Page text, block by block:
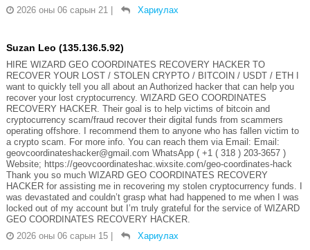
2026 оны 06 сарын 21
Хариулах
Suzan Leo (135.136.5.92)
HIRE WIZARD GEO COORDINATES RECOVERY HACKER TO
RECOVER YOUR LOST / STOLEN CRYPTO / BITCOIN / USDT / ETH I
want to quickly tell you all about an Authorized hacker that can help you
recover your lost cryptocurrency. WIZARD GEO COORDINATES
RECOVERY HACKER. Their goal is to help victims of bitcoin and
cryptocurrency scam/fraud recover their digital funds from scammers
operating offshore. I recommend them to anyone who has fallen victim to
a crypto scam. For more info. You can reach them via Email: Email:
geovcoordinateshacker@gmail.com WhatsApp ( +1 ( 318 ) 203-3657 )
Website; https://geovcoordinateshac.wixsite.com/geo-coordinates-hack
Thank you so much WIZARD GEO COORDINATES RECOVERY
HACKER for assisting me in recovering my stolen cryptocurrency funds. I
was devastated and couldn’t grasp what had happened to me when I was
locked out of my account but I’m truly grateful for the service of WIZARD
GEO COORDINATES RECOVERY HACKER.
2026 оны 06 сарын 15
Хариулах